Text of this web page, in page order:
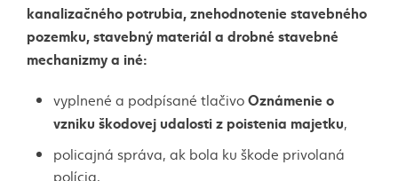
kanalizačného potrubia, znehodnotenie stavebného
pozemku, stavebný materiál a drobné stavebné
mechanizmy a iné:
vyplnené a podpísané tlačivoOznámenie o
vzniku škodovej udalosti z poistenia majetku,
policajná správa, ak bola ku škode privolaná
polícia,